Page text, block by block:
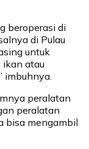
beroperasi di
di Pulau
untuk
ikan atau
imbuhnya.
peralatan
peralatan
bisa mengambil